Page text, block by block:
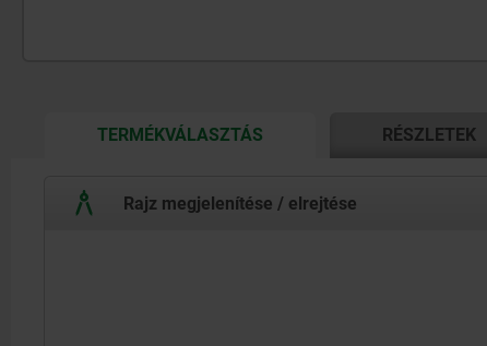
TERMÉKVÁLASZTÁSCURRENT
RÉSZLETEK
Rajz megjelenítése / elrejtése